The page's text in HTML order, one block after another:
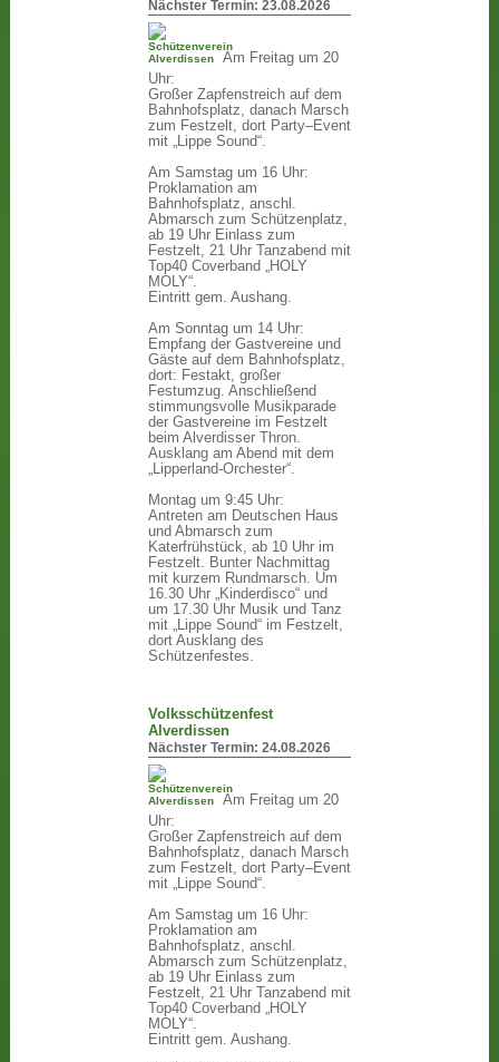
Nächster Termin: 23.08.2026
Am Freitag um 20
Uhr:
Großer Zapfenstreich auf dem
Bahnhofsplatz, danach Marsch
zum Festzelt, dort Party–Event
mit „Lippe Sound“.
Am Samstag um 16 Uhr:
Proklamation am
Bahnhofsplatz, anschl.
Abmarsch zum Schützenplatz,
ab 19 Uhr Einlass zum
Festzelt, 21 Uhr Tanzabend mit
Top40 Coverband „HOLY
MOLY“.
Eintritt gem. Aushang.
Am Sonntag um 14 Uhr:
Empfang der Gastvereine und
Gäste auf dem Bahnhofsplatz,
dort: Festakt, großer
Festumzug. Anschließend
stimmungsvolle Musikparade
der Gastvereine im Festzelt
beim Alverdisser Thron.
Ausklang am Abend mit dem
„Lipperland-Orchester“.
Montag um 9:45 Uhr:
Antreten am Deutschen Haus
und Abmarsch zum
Katerfrühstück, ab 10 Uhr im
Festzelt. Bunter Nachmittag
mit kurzem Rundmarsch. Um
16.30 Uhr „Kinderdisco“ und
um 17.30 Uhr Musik und Tanz
mit „Lippe Sound“ im Festzelt,
dort Ausklang des
Schützenfestes.
Volksschützenfest
Alverdissen
Nächster Termin: 24.08.2026
Am Freitag um 20
Uhr:
Großer Zapfenstreich auf dem
Bahnhofsplatz, danach Marsch
zum Festzelt, dort Party–Event
mit „Lippe Sound“.
Am Samstag um 16 Uhr:
Proklamation am
Bahnhofsplatz, anschl.
Abmarsch zum Schützenplatz,
ab 19 Uhr Einlass zum
Festzelt, 21 Uhr Tanzabend mit
Top40 Coverband „HOLY
MOLY“.
Eintritt gem. Aushang.